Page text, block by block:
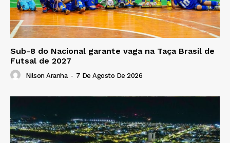
Sub-8 do Nacional garante vaga na Taça Brasil de
Futsal de 2027
Nilson Aranha - 7 De Agosto De 2026